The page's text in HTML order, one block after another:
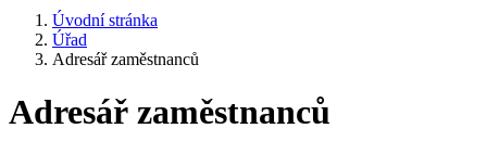
Úvodní stránka
Úřad
Adresář zaměstnanců
Adresář zaměstnanců